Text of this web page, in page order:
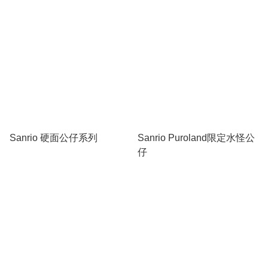
Sanrio 硬面公仔系列
Sanrio Puroland限定水怪公
仔